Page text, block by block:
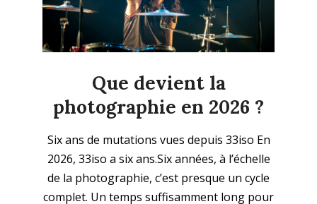
Que devient la
photographie en 2026 ?
01-
04
Six ans de mutations vues depuis 33iso En
2026, 33iso a six ans.Six années, à l’échelle
de la photographie, c’est presque un cycle
complet. Un temps suffisamment long pour